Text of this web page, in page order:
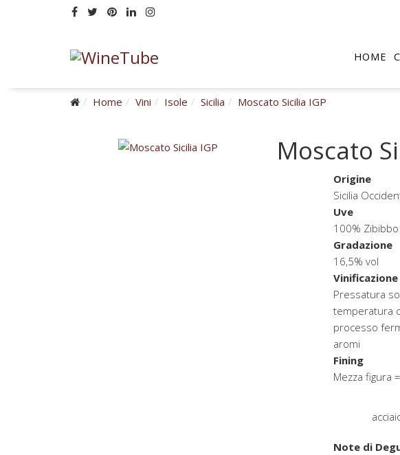
HOME
Home Vini Isole Sicilia Moscato Sicilia IGP
Moscato
Origine
Sicilia
Uve
100%
Gradazione
16,5% vol
Vinificazione
Pressatura
temperatura
processo
aromi
Fining
Mezza figura
Note di